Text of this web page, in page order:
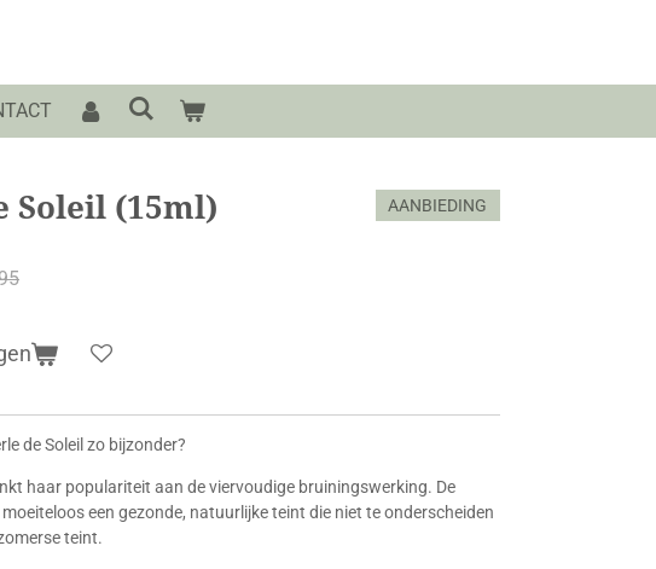
Soleil (15ml) AANBIEDING
de Soleil zo bijzonder?
haar populariteit aan de viervoudige bruiningswerking. De
een gezonde, natuurlijke teint die niet te onderscheiden
teint.